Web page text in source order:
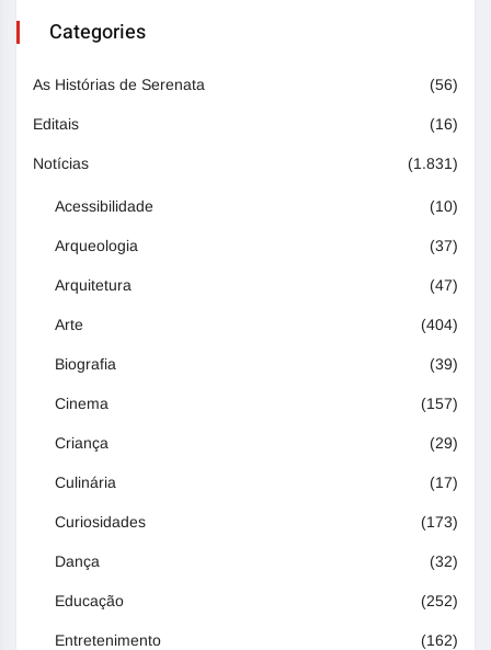
Categories
As Histórias de Serenata (56)
Editais (16)
Notícias (1.831)
Acessibilidade (10)
Arqueologia (37)
Arquitetura (47)
Arte (404)
Biografia (39)
Cinema (157)
Criança (29)
Culinária (17)
Curiosidades (173)
Dança (32)
Educação (252)
Entretenimento (162)